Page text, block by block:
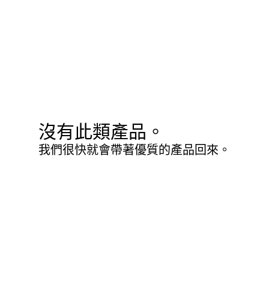
沒有此類產品。
我們很快就會帶著優質的產品回來。